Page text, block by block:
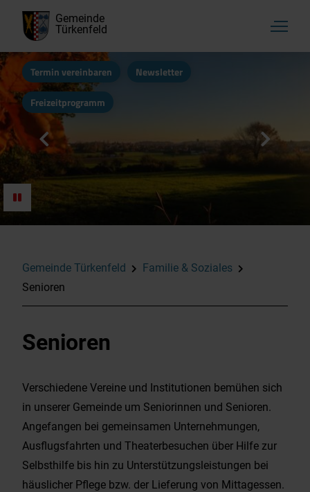
Gemeinde
Türkenfeld
Termin vereinbaren Newsletter
Freizeitprogramm
Aktuelles, Startseite
Rathaus & Bürgerservice
Familie & Soziales
Wirtschaft & Gewerbe
EnergieMonitor
Gemeinde Türkenfeld
Familie & Soziales
Senioren
Senioren
Verschiedene Vereine und Institutionen bemühen sich
in unserer Gemeinde um Seniorinnen und Senioren.
Angefangen bei gemeinsamen Unternehmungen,
Ausflugsfahrten und Theaterbesuchen über Hilfe zur
Selbsthilfe bis hin zu Unterstützungsleistungen bei
häuslicher Pflege bzw. der Lieferung von Mittagessen.